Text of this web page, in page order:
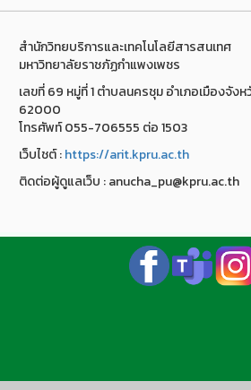
สำนักวิทยบริการและเทคโนโลยีสารสนเทศ
มหาวิทยาลัยราชภัฏกำแพงเพชร
เลขที่ 69 หมู่ที่ 1 ตำบลนครชุม อำเภอเมืองจัง
62000
โทรศัพท์ 055-706555 ต่อ 1503
เว็บไชต์ :https://arit.kpru.ac.th
ติดต่อผู้ดูแลเว็บ : anucha_pu@kpru.ac.th